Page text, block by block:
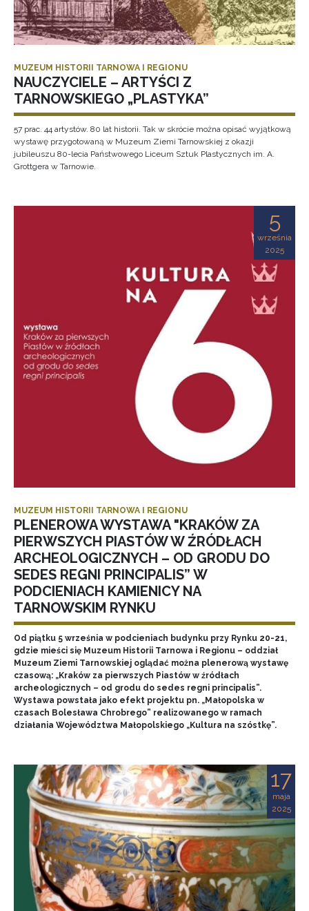
MUZEUM HISTORII TARNOWA I REGIONU
NAUCZYCIELE – ARTYŚCI Z
TARNOWSKIEGO „PLASTYKA”
57 prac. 44 artystów. 80 lat historii. Tak w skrócie można opisać wyjątkową
wystawę przygotowaną w Muzeum Ziemi Tarnowskiej z okazji
jubileuszu 80-lecia Państwowego Liceum Sztuk Plastycznych im. A.
Grottgera w Tarnowie.
5
września
2025
MUZEUM HISTORII TARNOWA I REGIONU
PLENEROWA WYSTAWA "KRAKÓW ZA
PIERWSZYCH PIASTÓW W ŹRÓDŁACH
ARCHEOLOGICZNYCH – OD GRODU DO
SEDES REGNI PRINCIPALIS” W
PODCIENIACH KAMIENICY NA
TARNOWSKIM RYNKU
Od piątku 5 września w podcieniach budynku przy Rynku 20-21,
gdzie mieści się Muzeum Historii Tarnowa i Regionu – oddział
Muzeum Ziemi Tarnowskiej oglądać można plenerową wystawę
czasową: „Kraków za pierwszych Piastów w źródłach
archeologicznych – od grodu do sedes regni principalis”.
Wystawa powstała jako efekt projektu pn. „Małopolska w
czasach Bolesława Chrobrego” realizowanego w ramach
działania Województwa Małopolskiego „Kultura na szóstkę”.
17
maja
2025